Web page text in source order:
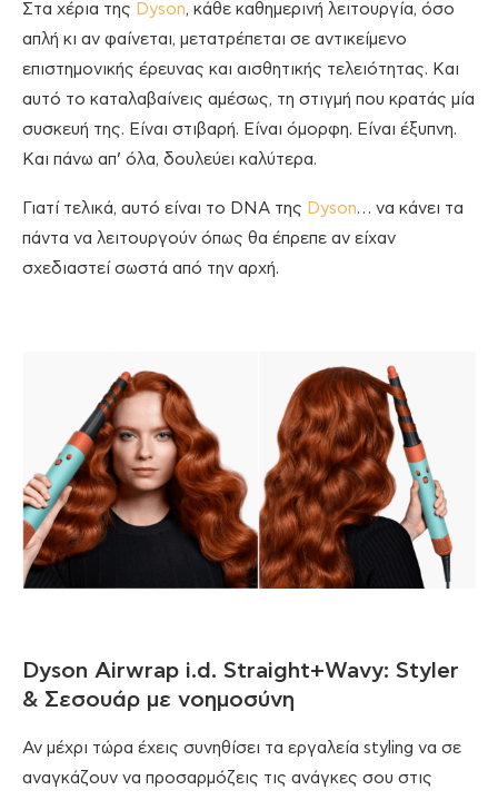
Στα χέρια της Dyson, κάθε καθημερινή λειτουργία, όσο
απλή κι αν φαίνεται, μετατρέπεται σε αντικείμενο
επιστημονικής έρευνας και αισθητικής τελειότητας. Και
αυτό το καταλαβαίνεις αμέσως, τη στιγμή που κρατάς μία
συσκευή της. Είναι στιβαρή. Είναι όμορφη. Είναι έξυπνη.
Και πάνω απ’ όλα, δουλεύει καλύτερα.
Γιατί τελικά, αυτό είναι το DNA της Dyson… να κάνει τα
πάντα να λειτουργούν όπως θα έπρεπε αν είχαν
σχεδιαστεί σωστά από την αρχή.
Dyson Airwrap i.d. Straight+Wavy: Styler
& Σεσουάρ με νοημοσύνη
Αν μέχρι τώρα έχεις συνηθίσει τα εργαλεία styling να σε
αναγκάζουν να προσαρμόζεις τις ανάγκες σου στις